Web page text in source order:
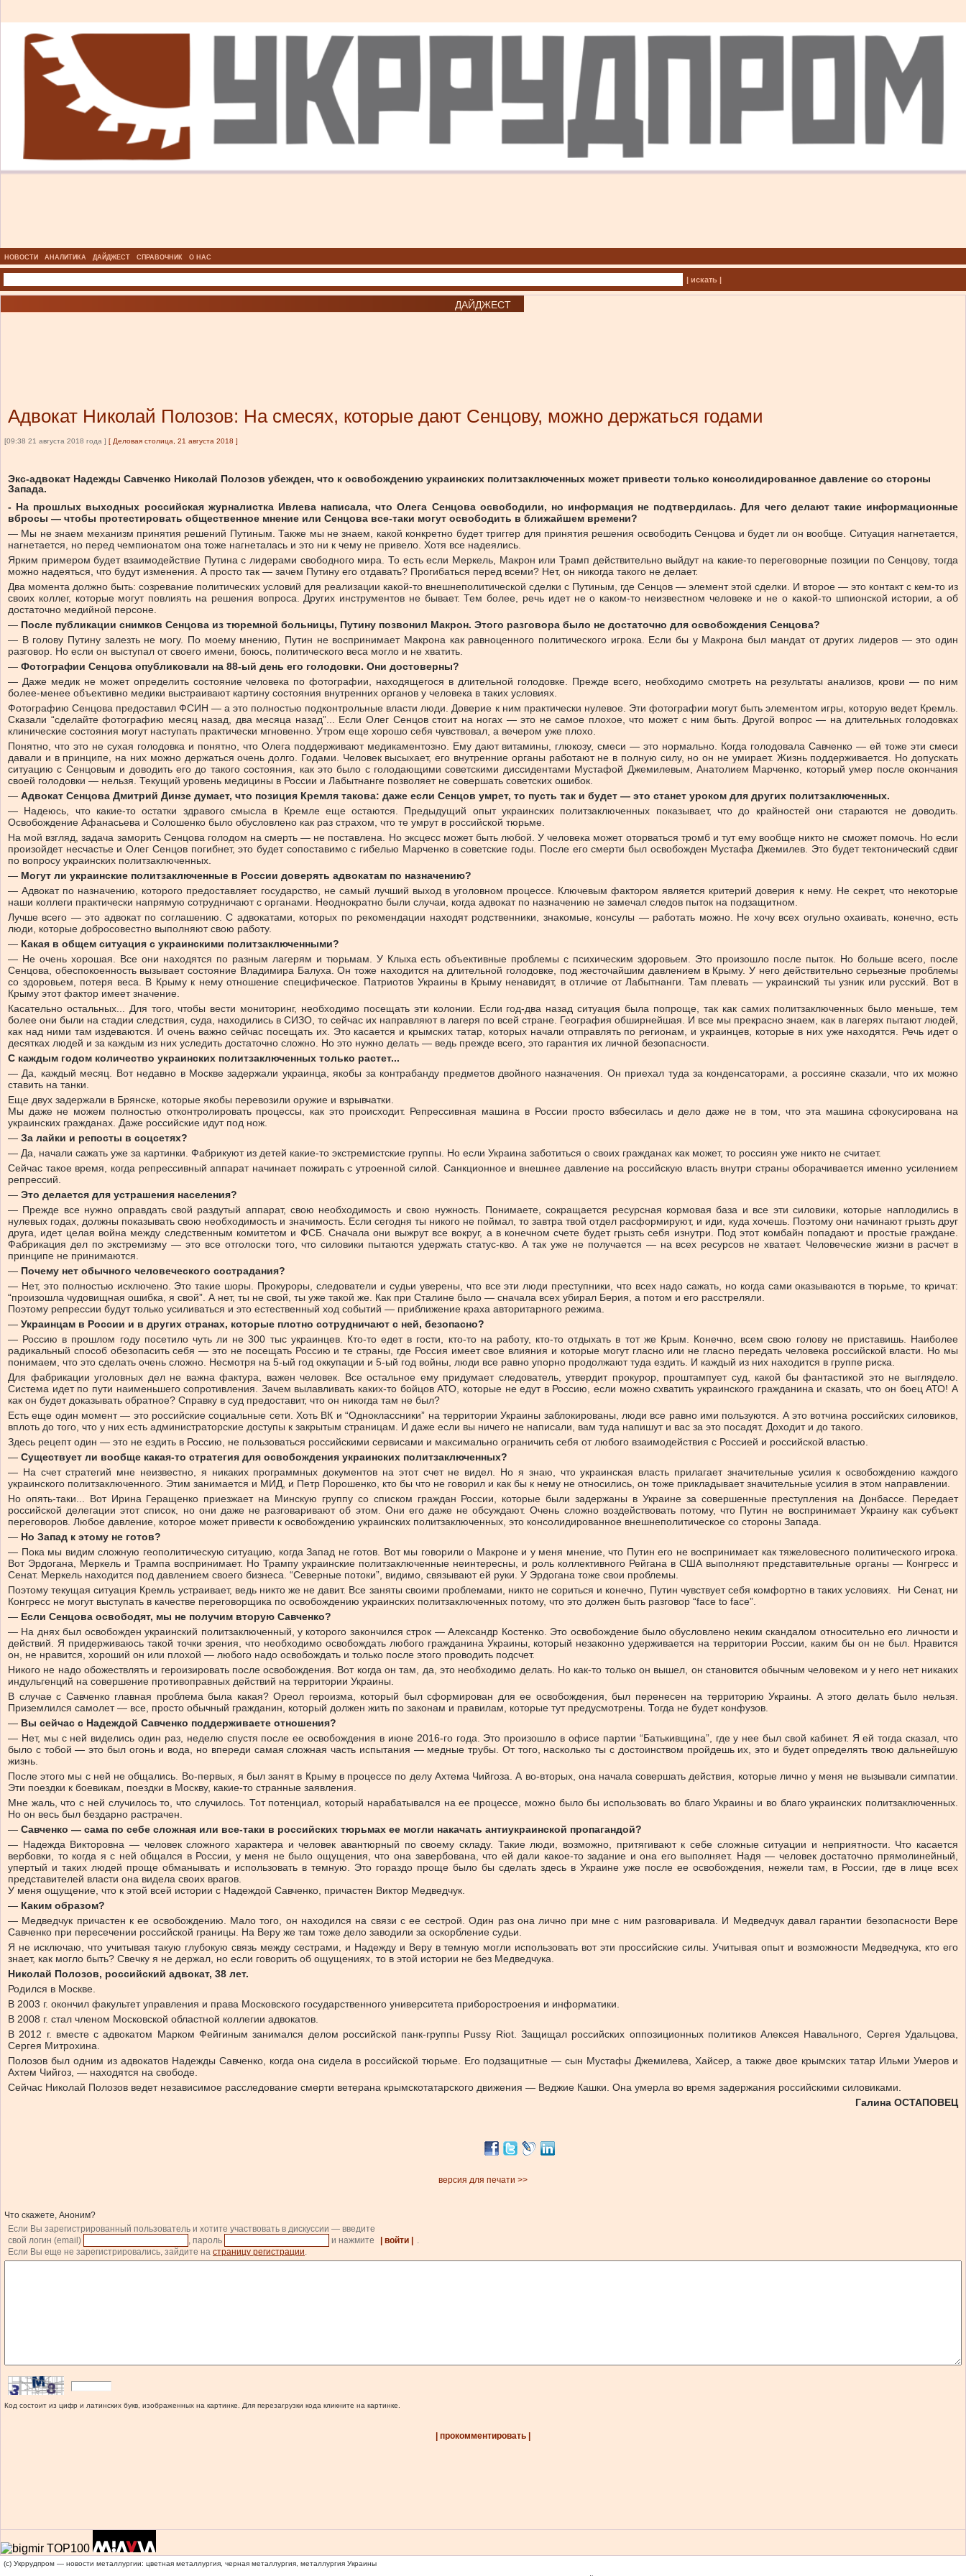
НОВОСТИ АНАЛИТИКА ДАЙДЖЕСТ СПРАВОЧНИК О НАС
| искать |
ДАЙДЖЕСТ
Адвокат Николай Полозов: На смесях, которые дают Сенцову, можно держаться годами
[09:38 21 августа 2018 года ] [ Деловая столица, 21 августа 2018 ]
Экс-адвокат Надежды Савченко Николай Полозов убежден, что к освобождению украинских политзаключенных может привести только консолидированное давление со стороны
Запада.
- На прошлых выходных российская журналистка Ивлева написала, что Олега Сенцова освободили, но информация не подтвердилась. Для чего делают такие информационные
вбросы — чтобы протестировать общественное мнение или Сенцова все-таки могут освободить в ближайшем времени?
— Мы не знаем механизм принятия решений Путиным. Также мы не знаем, какой конкретно будет триггер для принятия решения освободить Сенцова и будет ли он вообще. Ситуация нагнетается,
нагнетается, но перед чемпионатом она тоже нагнеталась и это ни к чему не привело. Хотя все надеялись.
Ярким примером будет взаимодействие Путина с лидерами свободного мира. То есть если Меркель, Макрон или Трамп действительно выйдут на какие-то переговорные позиции по Сенцову, тогда
можно надеяться, что будут изменения. А просто так — зачем Путину его отдавать? Прогибаться перед всеми? Нет, он никогда такого не делает.
Два момента должно быть: созревание политических условий для реализации какой-то внешнеполитической сделки с Путиным, где Сенцов — элемент этой сделки. И второе — это контакт с кем-то из
своих коллег, которые могут повлиять на решения вопроса. Других инструментов не бывает. Тем более, речь идет не о каком-то неизвестном человеке и не о какой-то шпионской истории, а об
достаточно медийной персоне.
— После публикации снимков Сенцова из тюремной больницы, Путину позвонил Макрон. Этого разговора было не достаточно для освобождения Сенцова?
— В голову Путину залезть не могу. По моему мнению, Путин не воспринимает Макрона как равноценного политического игрока. Если бы у Макрона был мандат от других лидеров — это один
разговор. Но если он выступал от своего имени, боюсь, политического веса могло и не хватить.
— Фотографии Сенцова опубликовали на 88-ый день его голодовки. Они достоверны?
— Даже медик не может определить состояние человека по фотографии, находящегося в длительной голодовке. Прежде всего, необходимо смотреть на результаты анализов, крови — по ним
более-менее объективно медики выстраивают картину состояния внутренних органов у человека в таких условиях.
Фотографию Сенцова предоставил ФСИН — а это полностью подконтрольные власти люди. Доверие к ним практически нулевое. Эти фотографии могут быть элементом игры, которую ведет Кремль.
Сказали “сделайте фотографию месяц назад, два месяца назад”... Если Олег Сенцов стоит на ногах — это не самое плохое, что может с ним быть. Другой вопрос — на длительных голодовках
клинические состояния могут наступать практически мгновенно. Утром еще хорошо себя чувствовал, а вечером уже плохо.
Понятно, что это не сухая голодовка и понятно, что Олега поддерживают медикаментозно. Ему дают витамины, глюкозу, смеси — это нормально. Когда голодовала Савченко — ей тоже эти смеси
давали и в принципе, на них можно держаться очень долго. Годами. Человек высыхает, его внутренние органы работают не в полную силу, но он не умирает. Жизнь поддерживается. Но допускать
ситуацию с Сенцовым и доводить его до такого состояния, как это было с голодающими советскими диссидентами Мустафой Джемилевым, Анатолием Марченко, который умер после окончания
своей голодовки — нельзя. Текущий уровень медицины в России и Лабытнанге позволяет не совершать советских ошибок.
— Адвокат Сенцова Дмитрий Динзе думает, что позиция Кремля такова: даже если Сенцов умрет, то пусть так и будет — это станет уроком для других политзаключенных.
— Надеюсь, что какие-то остатки здравого смысла в Кремле еще остаются. Предыдущий опыт украинских политзаключенных показывает, что до крайностей они стараются не доводить.
Освобождение Афанасьева и Солошенко было обусловлено как раз страхом, что те умрут в российской тюрьме.
На мой взгляд, задача заморить Сенцова голодом на смерть — не поставлена. Но эксцесс может быть любой. У человека может оторваться тромб и тут ему вообще никто не сможет помочь. Но если
произойдет несчастье и Олег Сенцов погибнет, это будет сопоставимо с гибелью Марченко в советские годы. После его смерти был освобожден Мустафа Джемилев. Это будет тектонический сдвиг
по вопросу украинских политзаключенных.
— Могут ли украинские политзаключенные в России доверять адвокатам по назначению?
— Адвокат по назначению, которого предоставляет государство, не самый лучший выход в уголовном процессе. Ключевым фактором является критерий доверия к нему. Не секрет, что некоторые
наши коллеги практически напрямую сотрудничают с органами. Неоднократно были случаи, когда адвокат по назначению не замечал следов пыток на подзащитном.
Лучше всего — это адвокат по соглашению. С адвокатами, которых по рекомендации находят родственники, знакомые, консулы — работать можно. Не хочу всех огульно охаивать, конечно, есть
люди, которые добросовестно выполняют свою работу.
— Какая в общем ситуация с украинскими политзаключенными?
— Не очень хорошая. Все они находятся по разным лагерям и тюрьмам. У Клыха есть объективные проблемы с психическим здоровьем. Это произошло после пыток. Но больше всего, после
Сенцова, обеспокоенность вызывает состояние Владимира Балуха. Он тоже находится на длительной голодовке, под жесточайшим давлением в Крыму. У него действительно серьезные проблемы
со здоровьем, потеря веса. В Крыму к нему отношение специфическое. Патриотов Украины в Крыму ненавидят, в отличие от Лабытнанги. Там плевать — украинский ты узник или русский. Вот в
Крыму этот фактор имеет значение.
Касательно остальных... Для того, чтобы вести мониторинг, необходимо посещать эти колонии. Если год-два назад ситуация была попроще, так как самих политзаключенных было меньше, тем
более они были на стадии следствия, суда, находились в СИЗО, то сейчас их направляют в лагеря по всей стране. География обширнейшая. И все мы прекрасно знаем, как в лагерях пытают людей,
как над ними там издеваются. И очень важно сейчас посещать их. Это касается и крымских татар, которых начали отправлять по регионам, и украинцев, которые в них уже находятся. Речь идет о
десятках людей и за каждым из них уследить достаточно сложно. Но это нужно делать — ведь прежде всего, это гарантия их личной безопасности.
С каждым годом количество украинских политзаключенных только растет...
— Да, каждый месяц. Вот недавно в Москве задержали украинца, якобы за контрабанду предметов двойного назначения. Он приехал туда за конденсаторами, а россияне сказали, что их можно
ставить на танки.
Еще двух задержали в Брянске, которые якобы перевозили оружие и взрывчатки.
Мы даже не можем полностью отконтролировать процессы, как это происходит. Репрессивная машина в России просто взбесилась и дело даже не в том, что эта машина сфокусирована на
украинских гражданах. Даже российские идут под нож.
— За лайки и репосты в соцсетях?
— Да, начали сажать уже за картинки. Фабрикуют из детей какие-то экстремистские группы. Но если Украина заботиться о своих гражданах как может, то россиян уже никто не считает.
Сейчас такое время, когда репрессивный аппарат начинает пожирать с утроенной силой. Санкционное и внешнее давление на российскую власть внутри страны оборачивается именно усилением
репрессий.
— Это делается для устрашения населения?
— Прежде все нужно оправдать свой раздутый аппарат, свою необходимость и свою нужность. Понимаете, сокращается ресурсная кормовая база и все эти силовики, которые наплодились в
нулевых годах, должны показывать свою необходимость и значимость. Если сегодня ты никого не поймал, то завтра твой отдел расформируют, и иди, куда хочешь. Поэтому они начинают грызть друг
друга, идет целая война между следственным комитетом и ФСБ. Сначала они выжрут все вокруг, а в конечном счете будет грызть себя изнутри. Под этот комбайн попадают и простые граждане.
Фабрикация дел по экстремизму — это все отголоски того, что силовики пытаются удержать статус-кво. А так уже не получается — на всех ресурсов не хватает. Человеческие жизни в расчет в
принципе не принимаются.
— Почему нет обычного человеческого сострадания?
— Нет, это полностью исключено. Это такие шоры. Прокуроры, следователи и судьи уверены, что все эти люди преступники, что всех надо сажать, но когда сами оказываются в тюрьме, то кричат:
“произошла чудовищная ошибка, я свой”. А нет, ты не свой, ты уже такой же. Как при Сталине было — сначала всех убирал Берия, а потом и его расстреляли.
Поэтому репрессии будут только усиливаться и это естественный ход событий — приближение краха авторитарного режима.
— Украинцам в России и в других странах, которые плотно сотрудничают с ней, безопасно?
— Россию в прошлом году посетило чуть ли не 300 тыс украинцев. Кто-то едет в гости, кто-то на работу, кто-то отдыхать в тот же Крым. Конечно, всем свою голову не приставишь. Наиболее
радикальный способ обезопасить себя — это не посещать Россию и те страны, где Россия имеет свое влияния и которые могут гласно или не гласно передать человека российской власти. Но мы
понимаем, что это сделать очень сложно. Несмотря на 5-ый год оккупации и 5-ый год войны, люди все равно упорно продолжают туда ездить. И каждый из них находится в группе риска.
Для фабрикации уголовных дел не важна фактура, важен человек. Все остальное ему придумает следователь, утвердит прокурор, проштампует суд, какой бы фантастикой это не выглядело.
Система идет по пути наименьшего сопротивления. Зачем вылавливать каких-то бойцов АТО, которые не едут в Россию, если можно схватить украинского гражданина и сказать, что он боец АТО! А
как он будет доказывать обратное? Справку в суд предоставит, что он никогда там не был?
Есть еще один момент — это российские социальные сети. Хоть ВК и “Одноклассники” на территории Украины заблокированы, люди все равно ими пользуются. А это вотчина российских силовиков,
вплоть до того, что у них есть администраторские доступы к закрытым страницам. И даже если вы ничего не написали, вам туда напишут и вас за это посадят. Доходит и до такого.
Здесь рецепт один — это не ездить в Россию, не пользоваться российскими сервисами и максимально ограничить себя от любого взаимодействия с Россией и российской властью.
— Существует ли вообще какая-то стратегия для освобождения украинских политзаключенных?
— На счет стратегий мне неизвестно, я никаких программных документов на этот счет не видел. Но я знаю, что украинская власть прилагает значительные усилия к освобождению каждого
украинского политзаключенного. Этим занимается и МИД, и Петр Порошенко, кто бы что не говорил и как бы к нему не относились, он тоже прикладывает значительные усилия в этом направлении.
Но опять-таки... Вот Ирина Геращенко приезжает на Минскую группу со списком граждан России, которые были задержаны в Украине за совершенные преступления на Донбассе. Передает
российской делегации этот список, но они даже не разговаривают об этом. Они его даже не обсуждают. Очень сложно воздействовать потому, что Путин не воспринимает Украину как субъект
переговоров. Любое давление, которое может привести к освобождению украинских политзаключенных, это консолидированное внешнеполитическое со стороны Запада.
— Но Запад к этому не готов?
— Пока мы видим сложную геополитическую ситуацию, когда Запад не готов. Вот мы говорили о Макроне и у меня мнение, что Путин его не воспринимает как тяжеловесного политического игрока.
Вот Эрдогана, Меркель и Трампа воспринимает. Но Трампу украинские политзаключенные неинтересны, и роль коллективного Рейгана в США выполняют представительные органы — Конгресс и
Сенат. Меркель находится под давлением своего бизнеса. “Северные потоки”, видимо, связывают ей руки. У Эрдогана тоже свои проблемы.
Поэтому текущая ситуация Кремль устраивает, ведь никто же не давит. Все заняты своими проблемами, никто не сориться и конечно, Путин чувствует себя комфортно в таких условиях. Ни Сенат, ни
Конгресс не могут выступать в качестве переговорщика по освобождению украинских политзаключенных потому, что это должен быть разговор “face to face”.
— Если Сенцова освободят, мы не получим вторую Савченко?
— На днях был освобожден украинский политзаключенный, у которого закончился строк — Александр Костенко. Это освобождение было обусловлено неким скандалом относительно его личности и
действий. Я придерживаюсь такой точки зрения, что необходимо освобождать любого гражданина Украины, который незаконно удерживается на территории России, каким бы он не был. Нравится
он, не нравится, хороший он или плохой — любого надо освобождать и только после этого проводить подсчет.
Никого не надо обожествлять и героизировать после освобождения. Вот когда он там, да, это необходимо делать. Но как-то только он вышел, он становится обычным человеком и у него нет никаких
индульгенций на совершение противоправных действий на территории Украины.
В случае с Савченко главная проблема была какая? Ореол героизма, который был сформирован для ее освобождения, был перенесен на территорию Украины. А этого делать было нельзя.
Приземлился самолет — все, просто обычный гражданин, который должен жить по законам и правилам, которые тут предусмотрены. Тогда не будет конфузов.
— Вы сейчас с Надеждой Савченко поддерживаете отношения?
— Нет, мы с ней виделись один раз, неделю спустя после ее освобождения в июне 2016-го года. Это произошло в офисе партии “Батькивщина”, где у нее был свой кабинет. Я ей тогда сказал, что
было с тобой — это был огонь и вода, но впереди самая сложная часть испытания — медные трубы. От того, насколько ты с достоинством пройдешь их, это и будет определять твою дальнейшую
жизнь.
После этого мы с ней не общались. Во-первых, я был занят в Крыму в процессе по делу Ахтема Чийгоза. А во-вторых, она начала совершать действия, которые лично у меня не вызывали симпатии.
Эти поездки к боевикам, поездки в Москву, какие-то странные заявления.
Мне жаль, что с ней случилось то, что случилось. Тот потенциал, который нарабатывался на ее процессе, можно было бы использовать во благо Украины и во благо украинских политзаключенных.
Но он весь был бездарно растрачен.
— Савченко — сама по себе сложная или все-таки в российских тюрьмах ее могли накачать антиукраинской пропагандой?
— Надежда Викторовна — человек сложного характера и человек авантюрный по своему складу. Такие люди, возможно, притягивают к себе сложные ситуации и неприятности. Что касается
вербовки, то когда я с ней общался в России, у меня не было ощущения, что она завербована, что ей дали какое-то задание и она его выполняет. Надя — человек достаточно прямолинейный,
упертый и таких людей проще обманывать и использовать в темную. Это гораздо проще было бы сделать здесь в Украине уже после ее освобождения, нежели там, в России, где в лице всех
представителей власти она видела своих врагов.
У меня ощущение, что к этой всей истории с Надеждой Савченко, причастен Виктор Медведчук.
— Каким образом?
— Медведчук причастен к ее освобождению. Мало того, он находился на связи с ее сестрой. Один раз она лично при мне с ним разговаривала. И Медведчук давал гарантии безопасности Вере
Савченко при пересечении российской границы. На Веру же там тоже дело заводили за оскорбление судьи.
Я не исключаю, что учитывая такую глубокую связь между сестрами, и Надежду и Веру в темную могли использовать вот эти проссийские силы. Учитывая опыт и возможности Медведчука, кто его
знает, как могло быть? Свечку я не держал, но если говорить об ощущениях, то в этой истории не без Медведчука.
Николай Полозов, российский адвокат, 38 лет.
Родился в Москве.
В 2003 г. окончил факультет управления и права Московского государственного университета приборостроения и информатики.
В 2008 г. стал членом Московской областной коллегии адвокатов.
В 2012 г. вместе с адвокатом Марком Фейгиным занимался делом российской панк-группы Pussy Riot. Защищал российских оппозиционных политиков Алексея Навального, Сергея Удальцова,
Сергея Митрохина.
Полозов был одним из адвокатов Надежды Савченко, когда она сидела в российской тюрьме. Его подзащитные — сын Мустафы Джемилева, Хайсер, а также двое крымских татар Ильми Умеров и
Ахтем Чийгоз, — находятся на свободе.
Сейчас Николай Полозов ведет независимое расследование смерти ветерана крымскотатарского движения — Веджие Кашки. Она умерла во время задержания российскими силовиками.
Галина ОСТАПОВЕЦ
версия для печати >>
Что скажете, Аноним?
Если Вы зарегистрированный пользователь и хотите участвовать в дискуссии — введите
свой логин (email)
, пароль и нажмите | войти |
.
Если Вы еще не зарегистрировались, зайдите на страницу регистрации.
Код состоит из цифр и латинских букв, изображенных на картинке. Для перезагрузки кода кликните на картинке.
| прокомментировать |
(c) Укррудпром — новости металлургии: цветная металлургия, черная металлургия, металлургия Украины